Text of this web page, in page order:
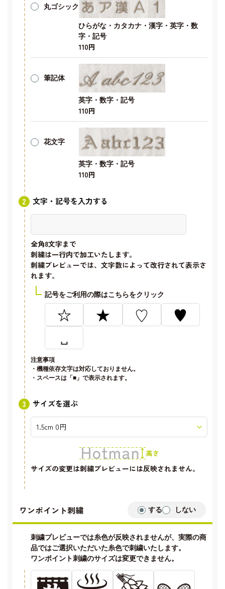
丸ゴシック
ひらがな・カタカナ・漢字・英字・数
字・記号
110円
筆記体
英字・数字・記号
110円
花文字
英字・数字・記号
110円
文字・記号を入力する
全角8文字まで
刺繍は一行内で加工いたします。
刺繍プレビューでは、文字数によって改行されて表示さ
れます。
記号をご利用の際はこちらをクリック
☆ ★ ♡
♥
␣
注意事項
・機種依存文字は対応しておりません。
・スペースは「■」で表示されます。
サイズを選ぶ
サイズの変更は刺繍プレビューには反映されません。
ワンポイント刺繍 する しない
刺繍プレビューでは糸色が反映されませんが、実際の商
品ではご選択いただいた糸色で刺繍いたします。
ワンポイント刺繍のサイズは変更できません。